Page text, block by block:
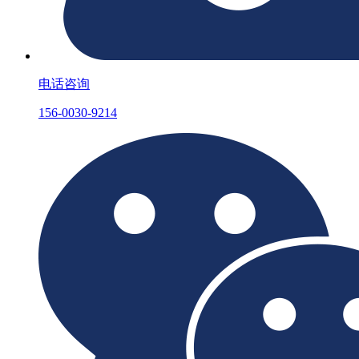
电话咨询
156-0030-9214